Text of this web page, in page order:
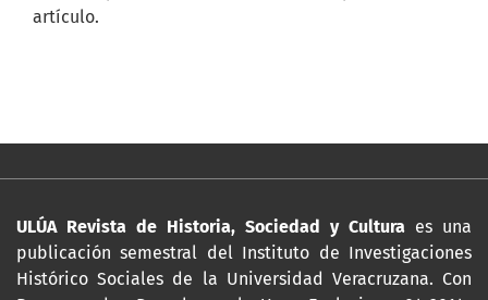
artículo.
ULÚA Revista de Historia, Sociedad y Cultura es una
publicación semestral del Instituto de Investigaciones
Histórico Sociales de la Universidad Veracruzana. Con